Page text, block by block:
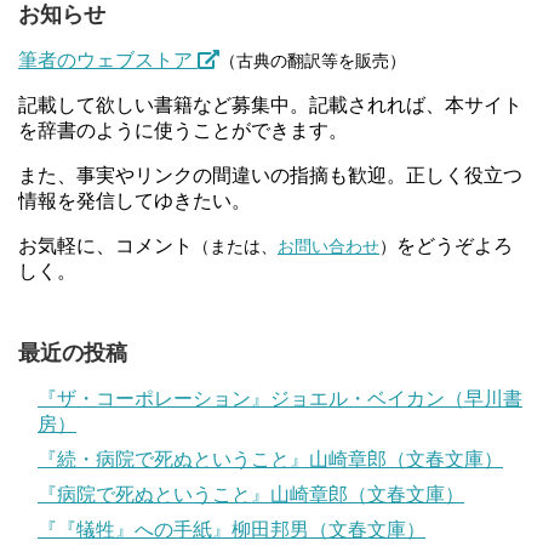
お知らせ
筆者のウェブストア （古典の翻訳等を販売）
記載して欲しい書籍など募集中。記載されれば、本サイト
を辞書のように使うことができます。
また、事実やリンクの間違いの指摘も歓迎。正しく役立つ
情報を発信してゆきたい。
お気軽に、コメント （または、 お問い合わせ）
をどうぞよろ
しく。
最近の投稿
『ザ・コーポレーション』ジョエル・ベイカン（早川書
房）
『続・病院で死ぬということ』山崎章郎（文春文庫）
『病院で死ぬということ』山崎章郎（文春文庫）
『『犠牲』への手紙』柳田邦男（文春文庫）